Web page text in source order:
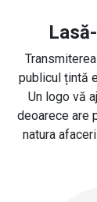
publicul țintă
Un logo vă
deoarece are
natura